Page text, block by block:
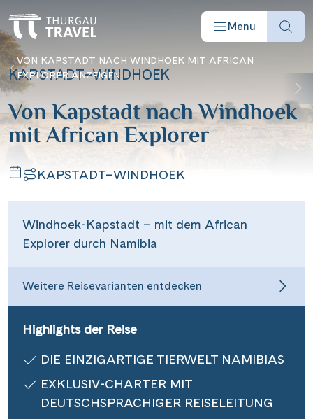
Menu
Reisearten
Angebote
Schiffe
Informationen
Kontakt
VON KAPSTADT NACH WINDHOEK MIT AFRICAN
EXPLORER ANZEIGEN
KAPSTADT–WINDHOEK
Von Kapstadt nach Windhoek
mit African Explorer
KAPSTADT–WINDHOEK
Windhoek-Kapstadt – mit dem African
Explorer durch Namibia
Weitere Reisevarianten entdecken
Highlights der Reise
DIE EINZIGARTIGE TIERWELT NAMIBIAS
EXKLUSIV-CHARTER MIT
DEUTSCHSPRACHIGER REISELEITUNG